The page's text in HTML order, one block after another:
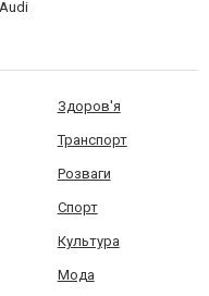
Здоров'я
Транспорт
Розваги
Спорт
Культура
Мода